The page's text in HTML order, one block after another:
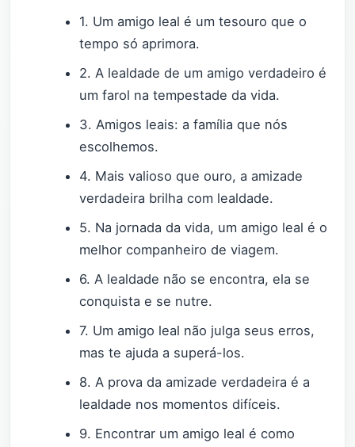
1. Um amigo leal é um tesouro que o
tempo só aprimora.
2. A lealdade de um amigo verdadeiro é
um farol na tempestade da vida.
3. Amigos leais: a família que nós
escolhemos.
4. Mais valioso que ouro, a amizade
verdadeira brilha com lealdade.
5. Na jornada da vida, um amigo leal é o
melhor companheiro de viagem.
6. A lealdade não se encontra, ela se
conquista e se nutre.
7. Um amigo leal não julga seus erros,
mas te ajuda a superá-los.
8. A prova da amizade verdadeira é a
lealdade nos momentos difíceis.
9. Encontrar um amigo leal é como